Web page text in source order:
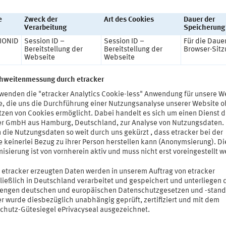
Zweck der
Verarbeitung
Art des Cookies
Dauer der
Speicherung
Session ID –
Bereitstellung der
Webseite
Session ID –
Bereitstellung der
Webseite
Für die
Browser-
durch etracker
die "etracker Analytics Cookie-less" Anwendung für unsere
die uns die Durchführung einer Nutzungsanalyse unserer Website
von Cookies ermöglicht. Dabei handelt es sich um einen Dienst
GmbH aus Hamburg, Deutschland, zur Analyse von Nutzungsdaten.
die Nutzungsdaten so weit durch uns gekürzt , dass etracker bei der
keinerlei Bezug zu ihrer Person herstellen kann (Anonymsierung).
ist von vornherein aktiv und muss nicht erst voreingestellt
erzeugten Daten werden in unserem Auftrag von etracker
in Deutschland verarbeitet und gespeichert und unterliegen
deutschen und europäischen Datenschutzgesetzen und -
wurde diesbezüglich unabhängig geprüft, zertifiziert und mit dem
Gütesiegel ePrivacyseal ausgezeichnet.